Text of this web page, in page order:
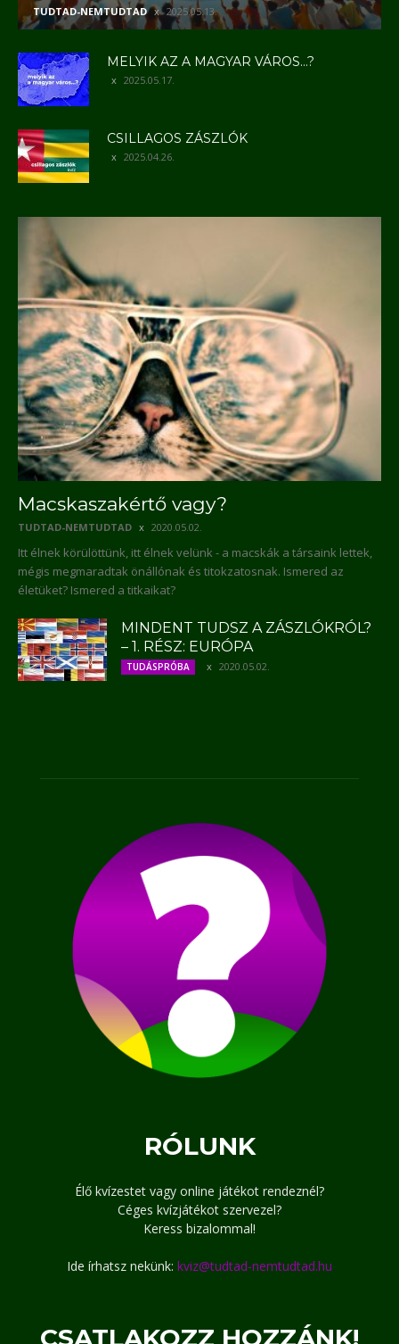
TUDTAD-NEMTUDTAD 2025.05.13.
MELYIK AZ A MAGYAR VÁROS…?
2025.05.17.
CSILLAGOS ZÁSZLÓK
2025.04.26.
Macskaszakértő vagy?
TUDTAD-NEMTUDTAD 2020.05.02.
Itt élnek körülöttünk, itt élnek velünk - a macskák a társaink lettek,
mégis megmaradtak önállónak és titokzatosnak. Ismered az
életüket? Ismered a titkaikat?
MINDENT TUDSZ A ZÁSZLÓKRÓL?
– 1. RÉSZ: EURÓPA
TUDÁSPRÓBA 2020.05.02.
RÓLUNK
Élő kvízestet vagy online játékot rendeznél?
Céges kvízjátékot szervezel?
Keress bizalommal!
Ide írhatsz nekünk: kviz@tudtad-nemtudtad.hu
CSATLAKOZZ HOZZÁNK!